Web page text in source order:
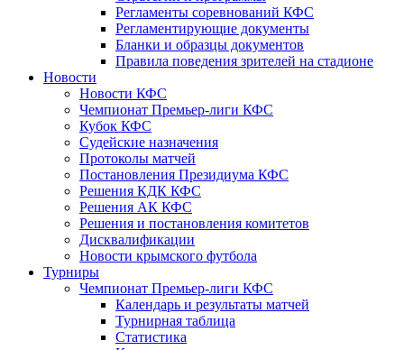
Регламенты соревнований КФС
Регламентирующие документы
Бланки и образцы документов
Правила поведения зрителей на стадионе
Новости
Новости КФС
Чемпионат Премьер-лиги КФС
Кубок КФС
Судейские назначения
Протоколы матчей
Постановления Президиума КФС
Решения КДК КФС
Решения АК КФС
Решения и постановления комитетов
Дисквалификации
Новости крымского футбола
Турниры
Чемпионат Премьер-лиги КФС
Календарь и результаты матчей
Турнирная таблица
Статистика